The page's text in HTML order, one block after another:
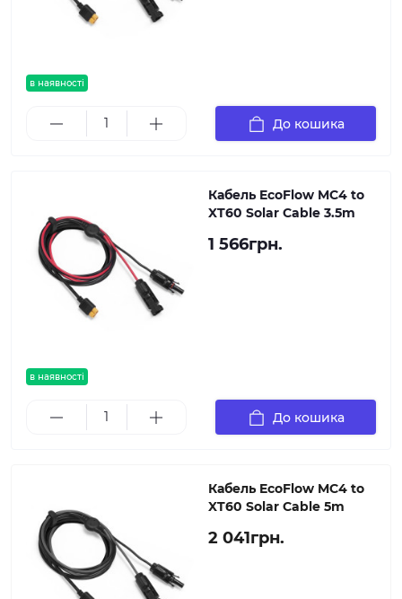
в наявності
До кошика
в наявності
Кабель EcoFlow MC4 to
XT60 Solar Cable 3.5m
1 566грн.
До кошика
Кабель EcoFlow MC4 to
XT60 Solar Cable 5m
2 041грн.